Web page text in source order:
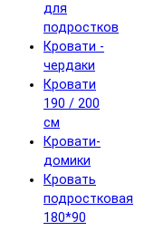
для
подростков
Кровати -
чердаки
Кровати
190 / 200
см
Кровати-
домики
Кровать
подростковая
180*90